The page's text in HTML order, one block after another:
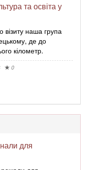
та освіта у
візиту наша група
де до
кілометр.
0
для